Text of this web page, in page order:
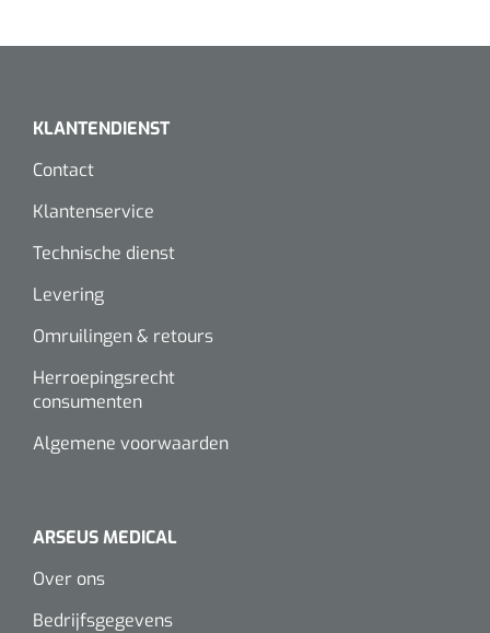
KLANTENDIENST
Contact
Klantenservice
Technische dienst
Levering
Omruilingen & retours
Herroepingsrecht
consumenten
Algemene voorwaarden
ARSEUS MEDICAL
Over ons
Bedrijfsgegevens